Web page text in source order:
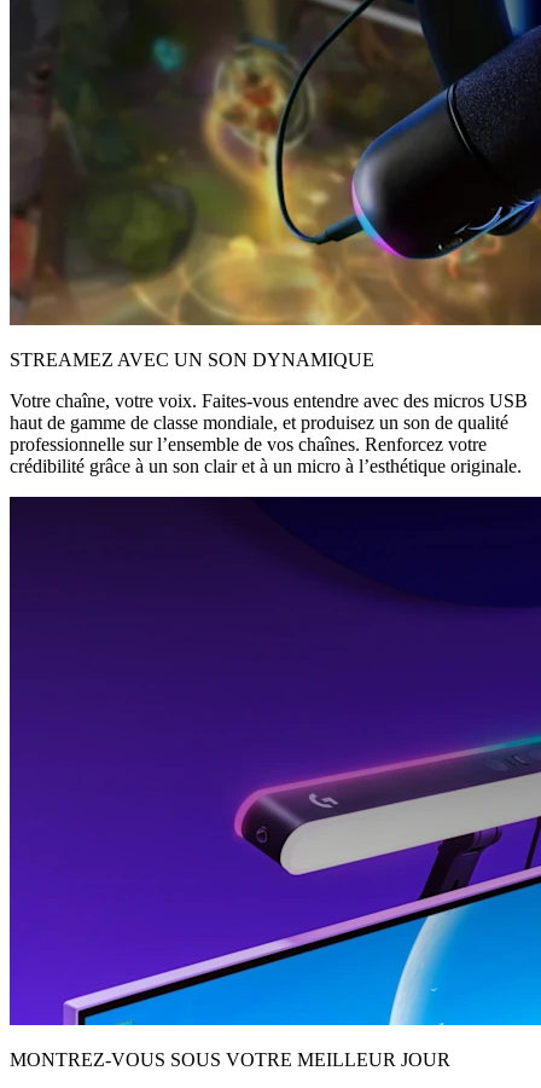
STREAMEZ AVEC UN SON DYNAMIQUE
Votre chaîne, votre voix. Faites-vous entendre avec des micros USB
haut de gamme de classe mondiale, et produisez un son de qualité
professionnelle sur l’ensemble de vos chaînes. Renforcez votre
crédibilité grâce à un son clair et à un micro à l’esthétique originale.
MONTREZ-VOUS SOUS VOTRE MEILLEUR JOUR